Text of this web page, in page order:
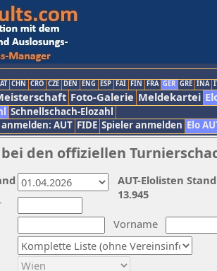
CHN CRO CZE DEN ENG ESP FAI FIN FRA GER GRE INA
Foto-Galerie Meldekartei
Schnellschach-Elozahl
AUT FIDE Spieler anmelden Elo
den offiziellen
Vorname
AUT-Elolisten
13.945